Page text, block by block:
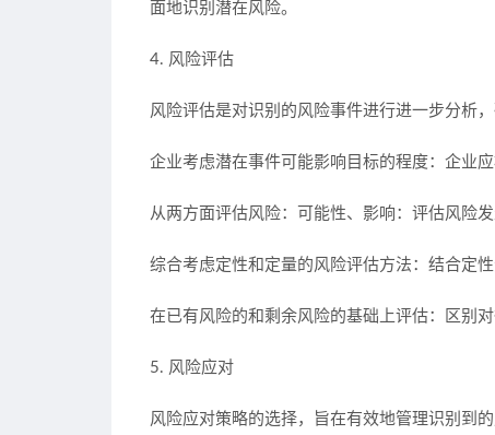
面地识别潜在风险。
4. 风险评估
风险评估是对识别的风险事件进行进一步分析
企业考虑潜在事件可能影响目标的程度：企业
从两方面评估风险：可能性、影响：评估风险
综合考虑定性和定量的风险评估方法：结合定
在已有风险的和剩余风险的基础上评估：区别
5. 风险应对
风险应对策略的选择，旨在有效地管理识别到的